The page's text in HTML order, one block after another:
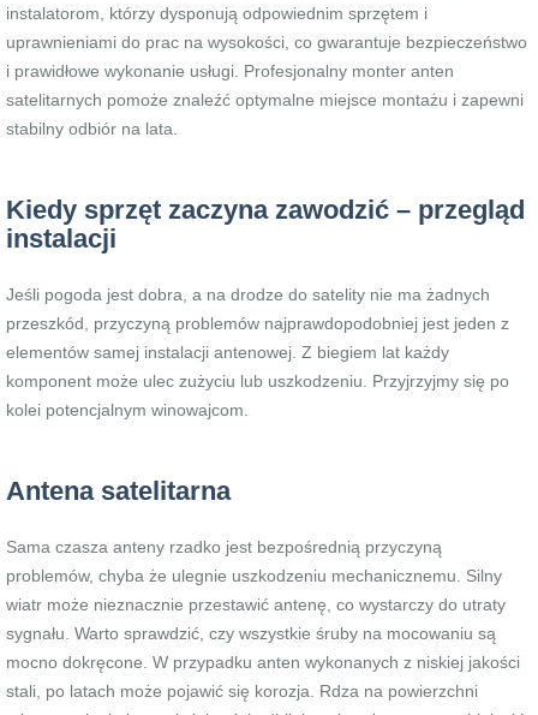
instalatorom, którzy dysponują odpowiednim sprzętem i
uprawnieniami do prac na wysokości, co gwarantuje bezpieczeństwo
i prawidłowe wykonanie usługi. Profesjonalny monter anten
satelitarnych pomoże znaleźć optymalne miejsce montażu i zapewni
stabilny odbiór na lata.
Kiedy sprzęt zaczyna zawodzić – przegląd
instalacji
Jeśli pogoda jest dobra, a na drodze do satelity nie ma żadnych
przeszkód, przyczyną problemów najprawdopodobniej jest jeden z
elementów samej instalacji antenowej. Z biegiem lat każdy
komponent może ulec zużyciu lub uszkodzeniu. Przyjrzyjmy się po
kolei potencjalnym winowajcom.
Antena satelitarna
Sama czasza anteny rzadko jest bezpośrednią przyczyną
problemów, chyba że ulegnie uszkodzeniu mechanicznemu. Silny
wiatr może nieznacznie przestawić antenę, co wystarczy do utraty
sygnału. Warto sprawdzić, czy wszystkie śruby na mocowaniu są
mocno dokręcone. W przypadku anten wykonanych z niskiej jakości
stali, po latach może pojawić się korozja. Rdza na powierzchni